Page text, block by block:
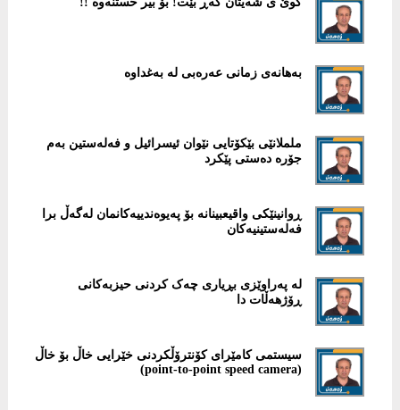
بەهانەی زمانی عەرەبی لە بەغداوە
ململانێی بێکۆتایی نێوان ئیسرائیل و فەلەستین بەم
جۆرە دەستی پێکرد
ڕوانینێکی واقیعبینانە بۆ پەیوەندییەکانمان لەگەڵ برا
فەلەستینیەکان
لە پەراوێزی بڕیاری چەک کردنی حیزبەکانی
ڕۆژهەڵات دا
سیستمی کامێرای کۆنترۆڵکردنی خێرایی خاڵ بۆ خاڵ
(point-to-point speed camera)